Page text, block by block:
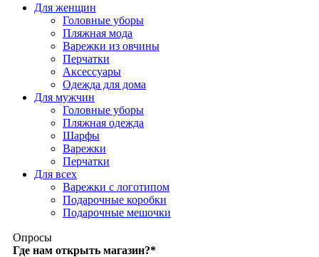
Для женщин
Головные уборы
Пляжная мода
Варежки из овчины
Перчатки
Аксессуары
Одежда для дома
Для мужчин
Головные уборы
Пляжная одежда
Шарфы
Варежки
Перчатки
Для всех
Варежки с логотипом
Подарочные коробки
Подарочные мешочки
Опросы
Где нам открыть магазин?*